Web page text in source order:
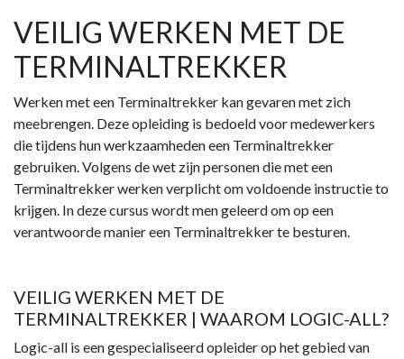
VEILIG WERKEN MET DE
TERMINALTREKKER
Werken met een Terminaltrekker kan gevaren met zich
meebrengen. Deze opleiding is bedoeld voor medewerkers
die tijdens hun werkzaamheden een Terminaltrekker
gebruiken. Volgens de wet zijn personen die met een
Terminaltrekker werken verplicht om voldoende instructie to
krijgen. In deze cursus wordt men geleerd om op een
verantwoorde manier een Terminaltrekker te besturen.
VEILIG WERKEN MET DE
TERMINALTREKKER | WAAROM LOGIC-ALL?
Logic-all is een gespecialiseerd opleider op het gebied van